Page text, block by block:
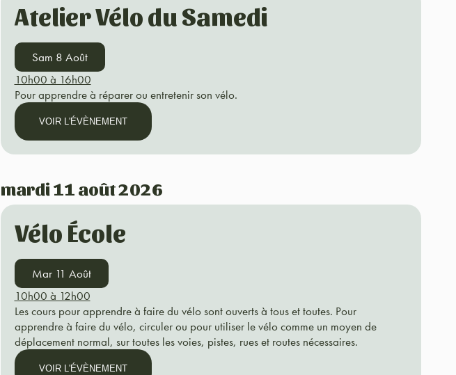
Atelier Vélo du Samedi
Sam 8 Août
10h00 à 16h00
Pour apprendre à réparer ou entretenir son vélo.
VOIR L'ÉVÈNEMENT
mardi 11 août 2026
Vélo École
Mar 11 Août
10h00 à 12h00
Les cours pour apprendre à faire du vélo sont ouverts à tous et toutes. Pour
apprendre à faire du vélo, circuler ou pour utiliser le vélo comme un moyen de
déplacement normal, sur toutes les voies, pistes, rues et routes nécessaires.
VOIR L'ÉVÈNEMENT